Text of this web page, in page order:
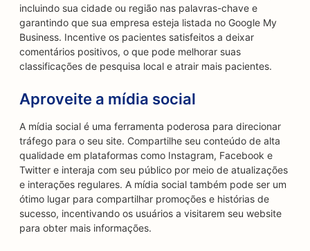
incluindo sua cidade ou região nas palavras-chave e
garantindo que sua empresa esteja listada no Google My
Business. Incentive os pacientes satisfeitos a deixar
comentários positivos, o que pode melhorar suas
classificações de pesquisa local e atrair mais pacientes.
Aproveite a mídia social
A mídia social é uma ferramenta poderosa para direcionar
tráfego para o seu site. Compartilhe seu conteúdo de alta
qualidade em plataformas como Instagram, Facebook e
Twitter e interaja com seu público por meio de atualizações
e interações regulares. A mídia social também pode ser um
ótimo lugar para compartilhar promoções e histórias de
sucesso, incentivando os usuários a visitarem seu website
para obter mais informações.